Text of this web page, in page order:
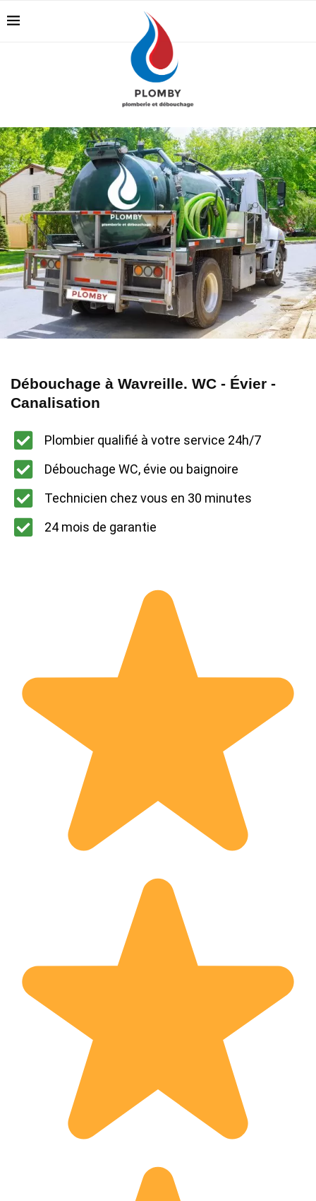
Débouchage à Wavreille. WC - Évier -
Canalisation
Plombier qualifié à votre service 24h/7
Débouchage WC, évie ou baignoire
Technicien chez vous en 30 minutes
24 mois de garantie